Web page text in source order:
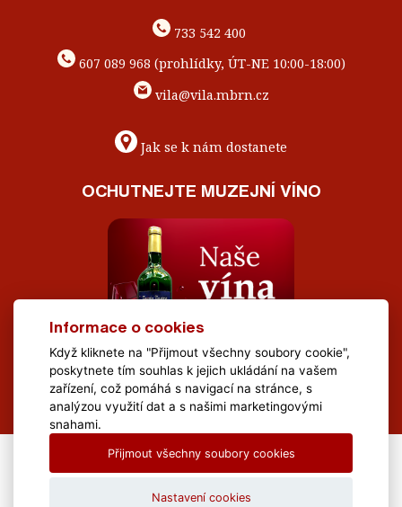
733 542 400
607 089 968 (prohlídky, ÚT-NE 10:00-18:00)
vila@vila.mbrn.cz
Jak se k nám dostanete
OCHUTNEJTE MUZEJNÍ VÍNO
All Rights Reserved Muzeum Brněnska © 2020, Webdesign by
Informace o cookies
Když kliknete na "Přijmout všechny soubory cookie",
poskytnete tím souhlas k jejich ukládání na vašem
zařízení, což pomáhá s navigací na stránce, s
analýzou využití dat a s našimi marketingovými
snahami.
Přijmout všechny soubory cookies
Nastavení cookies